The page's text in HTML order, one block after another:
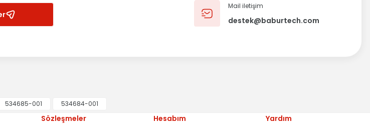
Mail iletişim
destek@baburtech.com
534685-001 534684-001
Sözleşmeler Hesabım Yardım